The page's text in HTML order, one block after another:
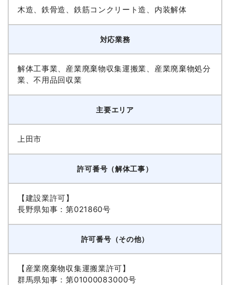
木造、鉄骨造、鉄筋コンクリート造、内装解体
対応業務
解体工事業、産業廃棄物収集運搬業、産業廃棄物処分
業、不用品回収業
主要エリア
上田市
許可番号（解体工事）
【建設業許可】
長野県知事：第021860号
許可番号（その他）
【産業廃棄物収集運搬業許可】
群馬県知事：第01000083000号